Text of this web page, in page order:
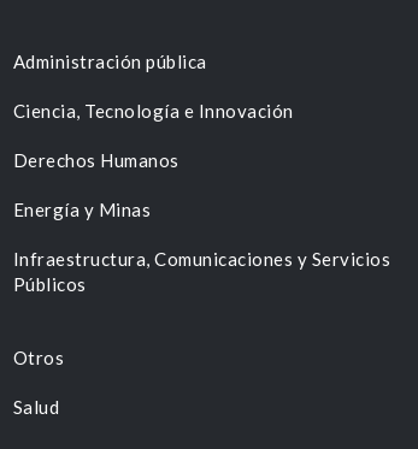
Administración pública
Ciencia, Tecnología e Innovación
Derechos Humanos
Energía y Minas
Infraestructura, Comunicaciones y Servicios
Públicos
Otros
Salud